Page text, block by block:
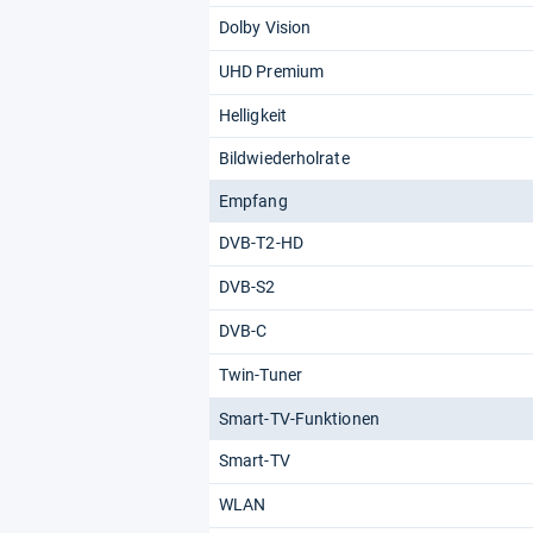
Dolby Vision
UHD Premium
Helligkeit
Bildwiederholrate
Empfang
DVB-T2-HD
DVB-S2
DVB-C
Twin-Tuner
Smart-TV-Funktionen
Smart-TV
WLAN